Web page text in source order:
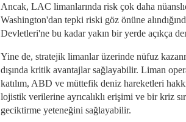
Ancak, LAC limanlarında risk çok daha
Washington'dan tepki riski göz önüne
Devletleri'ne bu kadar yakın bir yerde açıkça
Yine de, stratejik limanlar üzerinde nüfuz
dışında kritik avantajlar sağlayabilir. Liman
katılım, ABD ve müttefik deniz hareketleri
lojistik verilerine ayrıcalıklı erişimi ve bir kriz
geciktirme yeteneğini sağlayabilir.